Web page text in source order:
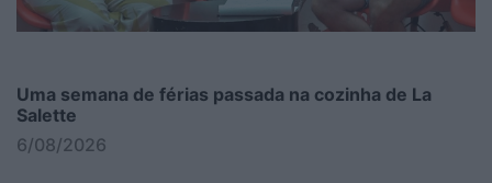
Uma semana de férias passada na cozinha de La
Salette
6/08/2026